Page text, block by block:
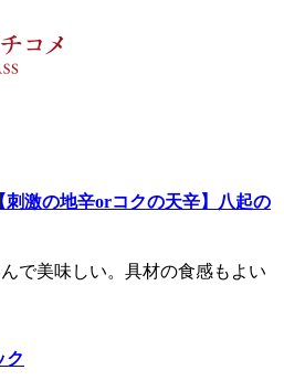
刺激の地辛orコクの天辛】八起の
で美味しい。具材の食感もよい
ク